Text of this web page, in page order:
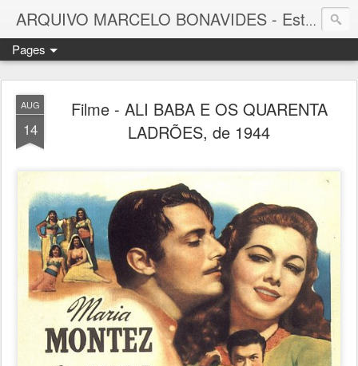
ARQUIVO MARCELO BONAVIDES - Estrelas que nunca se Apagam -
Pages
AUG
14
Filme - ALI BABA E OS QUARENTA
LADRÕES, de 1944